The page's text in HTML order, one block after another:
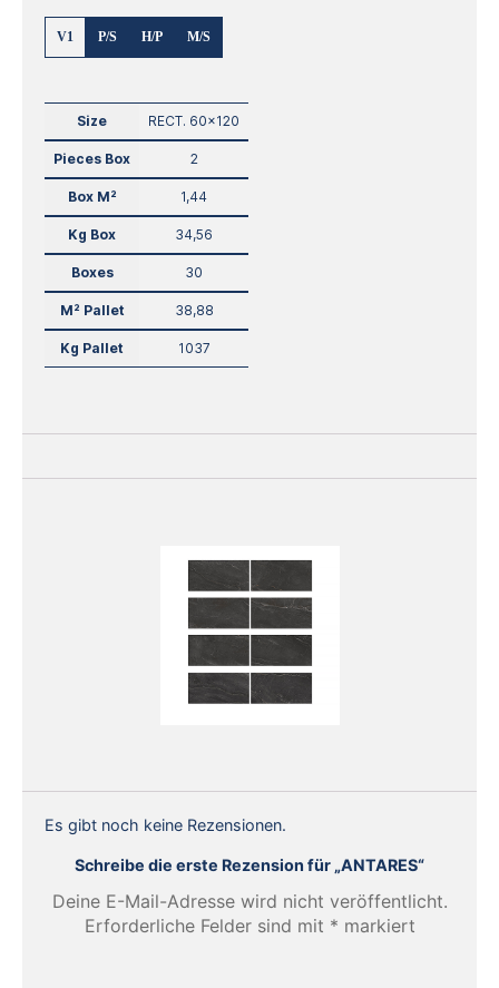
V1 P/S H/P M/S
Size
Pieces Box
Box M²
Kg Box
Boxes
M² Pallet
Kg Pallet
RECT. 60×120
2
1,44
34,56
30
38,88
1037
Es gibt noch keine Rezensionen.
Schreibe die erste Rezension für „ANTARES“
Deine E-Mail-Adresse wird nicht veröffentlicht.
Erforderliche Felder sind mit * markiert